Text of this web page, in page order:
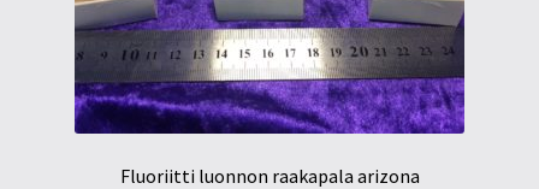
Fluoriitti luonnon raakapala arizona